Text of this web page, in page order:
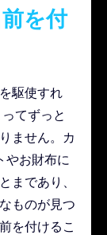
を付
駆使すれ
てずっと
ません。カ
やお財布に
まであり、
ものが見つ
を付けるこ